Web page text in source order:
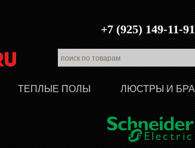
+7 (925) 149-11-91
ЛЮСТРЫ И БРА
ТЕПЛЫЕ ПОЛЫ